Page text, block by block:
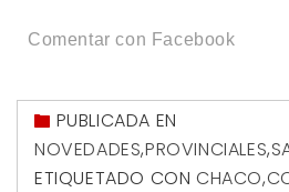
Comentar con Facebook
PUBLICADA EN
NOVEDADES,PROVINCIALES,
ETIQUETADO CON CHACO,